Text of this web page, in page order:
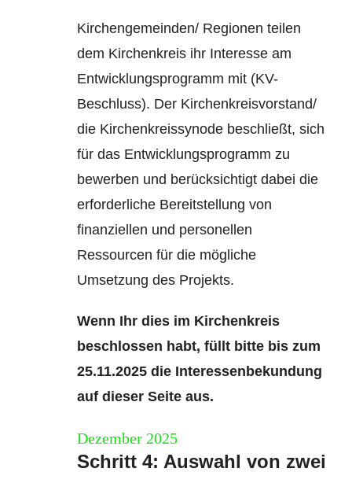
Kirchengemeinden/ Regionen teilen
dem Kirchenkreis ihr Interesse am
Entwicklungsprogramm mit (KV-
Beschluss). Der Kirchenkreisvorstand/
die Kirchenkreissynode beschließt, sich
für das Entwicklungsprogramm zu
bewerben und berücksichtigt dabei die
erforderliche Bereitstellung von
finanziellen und personellen
Ressourcen für die mögliche
Umsetzung des Projekts.
Wenn Ihr dies im Kirchenkreis
beschlossen habt, füllt bitte bis zum
25.11.2025 die Interessenbekundung
auf dieser Seite aus.
Dezember 2025
Schritt 4: Auswahl von zwei